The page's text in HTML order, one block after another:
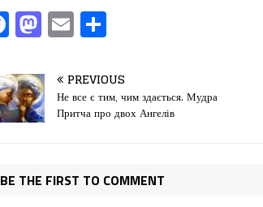
F
a
c
e
b
o
M
a
st
o
d
n
E
m
ai
l
іл
и
т
я
PREVIOUS
Не все є тим, чим здається. Мудра
Притча про двох Ангелів
BE THE FIRST TO COMMENT